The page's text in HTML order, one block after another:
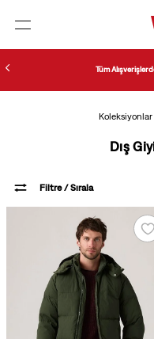
Tüm
Koleksiyonlar
Dış
Filtre/ Sırala